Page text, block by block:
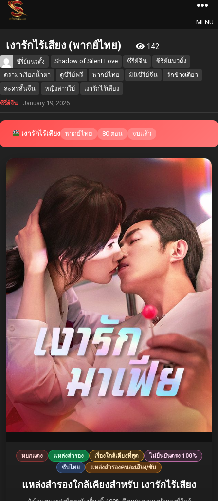
MENU
เงารักไร้เสียง (พากย์ไทย) 142
ซีรี่ย์แนวตั้ง Shadow of Silent Love ซีรี่ย์จีน
ซีรี่ย์แนวตั้ง
ดราม่าเรียกน้ำตา
ดูซีรี่ย์ฟรี พากย์ไทย มินิซีรี่ย์จีน
รักข้างเดียว
ละครสั้นจีน
หญิงสาวใบ้ เงารักไร้เสียง
ซีรี่ย์จีน January 19, 2026
เงารักไร้เสียง พากย์ไทย 80 ตอน จบแล้ว
หยกแดง แหล่งสำรอง เรื่องใกล้เคียงที่สุด
ไม่ยืนยันตรง 100%
ซับไทย
แหล่งสำรองคนละเสียง/ซับ
แหล่งสำรองใกล้เคียงสำหรับ เงารักไร้เสียง